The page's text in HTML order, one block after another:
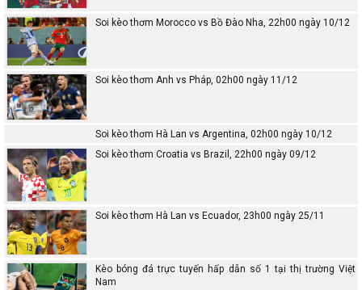
Soi kèo thơm Morocco vs Bồ Đào Nha, 22h00 ngày 10/12
Soi kèo thơm Anh vs Pháp, 02h00 ngày 11/12
Soi kèo thơm Hà Lan vs Argentina, 02h00 ngày 10/12
Soi kèo thơm Croatia vs Brazil, 22h00 ngày 09/12
Soi kèo thơm Hà Lan vs Ecuador, 23h00 ngày 25/11
Kèo bóng đá trực tuyến hấp dẫn số 1 tại thị trường Việt
Nam